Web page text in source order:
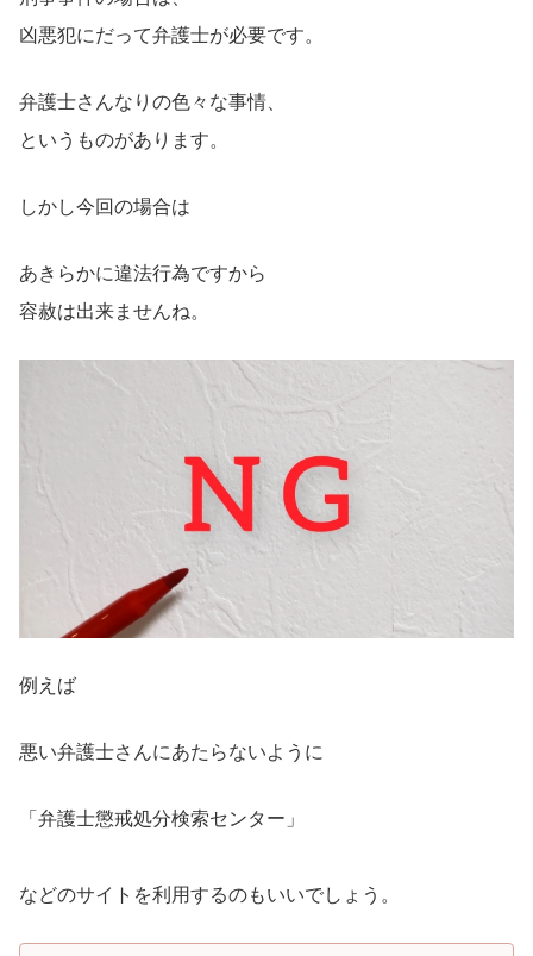
凶悪犯にだって弁護士が必要です。
弁護士さんなりの色々な事情、
というものがあります。
しかし今回の場合は
あきらかに違法行為ですから
容赦は出来ませんね。
例えば
悪い弁護士さんにあたらないように
「弁護士懲戒処分検索センター」
などのサイトを利用するのもいいでしょう。